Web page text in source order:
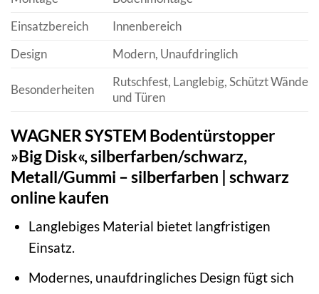
Einsatzbereich
Innenbereich
Design
Modern, Unaufdringlich
Besonderheiten
Rutschfest, Langlebig, Schützt Wände
und Türen
WAGNER SYSTEM Bodentürstopper
»Big Disk«, silberfarben/schwarz,
Metall/Gummi – silberfarben | schwarz
online kaufen
Langlebiges Material bietet langfristigen
Einsatz.
Modernes, unaufdringliches Design fügt sich